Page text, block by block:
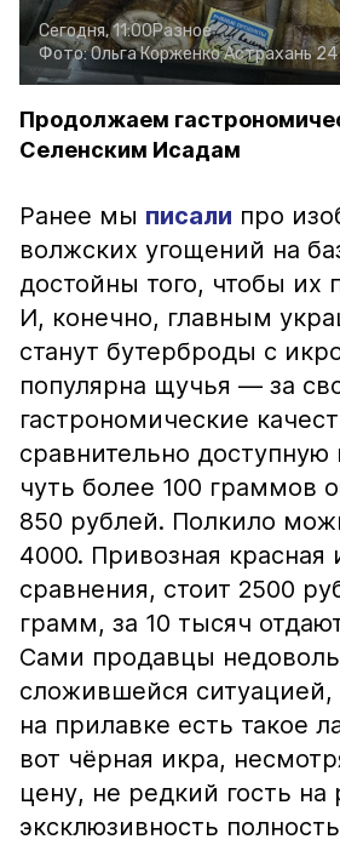
Сегодня, 11:00Разное
Фото:Ольга КорженкоАстрахань 24
Продолжаем
Селенским Исадам
Ранее мы писали про
волжских угощений на
достойны того, чтобы их
И, конечно, главным
станут бутерброды с
популярна щучья — за
гастрономические
сравнительно доступную
чуть более 100 граммов
850 рублей. Полкило
4000. Привозная красная
сравнения, стоит 2500
грамм, за 10 тысяч
Сами продавцы
сложившейся ситуацией,
на прилавке есть такое
вот чёрная икра,
цену, не редкий гость на
эксклюзивность